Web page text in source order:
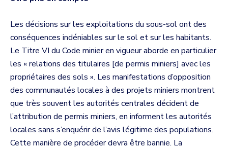
Les décisions sur les exploitations du sous-sol ont des
conséquences indéniables sur le sol et sur les habitants.
Le Titre VI du Code minier en vigueur aborde en particulier
les « relations des titulaires [de permis miniers] avec les
propriétaires des sols ». Les manifestations d’opposition
des communautés locales à des projets miniers montrent
que très souvent les autorités centrales décident de
l’attribution de permis miniers, en informent les autorités
locales sans s’enquérir de l’avis légitime des populations.
Cette manière de procéder devra être bannie. La